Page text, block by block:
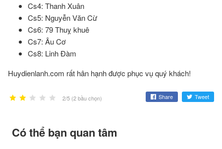
Cs4: Thanh Xuân
Cs5: Nguyễn Văn Cừ
Cs6: 79 Thuỵ khuê
Cs7: Âu Cơ
Cs8: Linh Đàm
Huydienlanh.com rất hân hạnh được phục vụ quý khách!
2/5 (2 bầu chọn) Share Tweet
Có thể bạn quan tâm